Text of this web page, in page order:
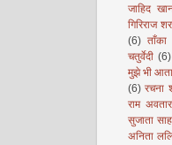
जाहिद
गिरिराज
(6) ताँका
चतुर्वेदी (6)
मुझे भी
(6) रचना
राम
सुजाता
अनिता